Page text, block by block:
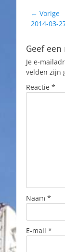
Bericht
← Vorige
Vorig
2014-03-
Geef een
Je e-
velden zijn
Reactie *
Naam *
E-mail *